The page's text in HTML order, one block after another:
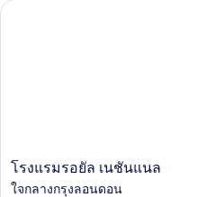
โรงแรม
รอยัล
โรงแรมรอยัล เนชันแนล
ใจกลางกรุงลอนดอน
โรงแรมรอยัล เนชันแนล